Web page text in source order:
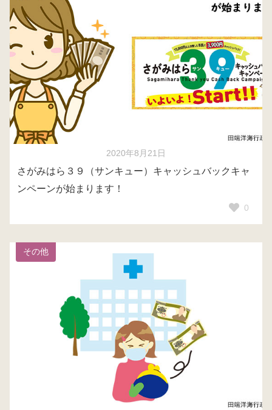
2020年8月21日
さがみはら３９（サンキュー）キャッシュバックキャ
ンペーンが始まります！
0
その他